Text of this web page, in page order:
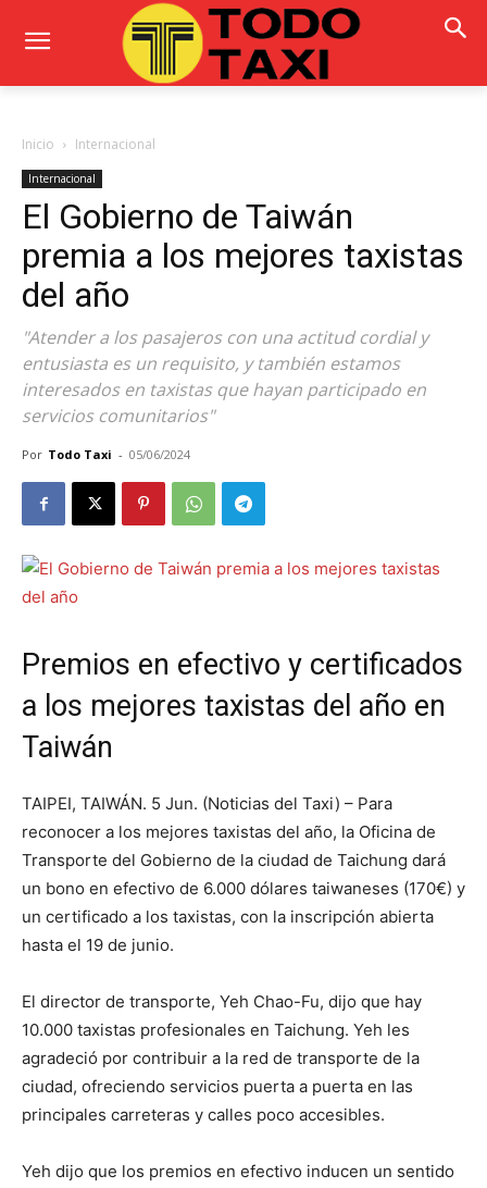
Inicio Internacional
Internacional
El Gobierno de Taiwán
premia a los mejores taxistas
del año
"Atender a los pasajeros con una actitud cordial y
entusiasta es un requisito, y también estamos
interesados ​​en taxistas que hayan participado en
servicios comunitarios"
Por Todo Taxi - 05/06/2024
Premios en efectivo y certificados
a los mejores taxistas del año en
Taiwán
TAIPEI, TAIWÁN. 5 Jun. (Noticias del Taxi) – Para
reconocer a los mejores taxistas del año, la Oficina de
Transporte del Gobierno de la ciudad de Taichung dará
un bono en efectivo de 6.000 dólares taiwaneses (170€) y
un certificado a los taxistas, con la inscripción abierta
hasta el 19 de junio.
El director de transporte, Yeh Chao-Fu, dijo que hay
10.000 taxistas profesionales en Taichung. Yeh les
agradeció por contribuir a la red de transporte de la
ciudad, ofreciendo servicios puerta a puerta en las
principales carreteras y calles poco accesibles.
Yeh dijo que los premios en efectivo inducen un sentido